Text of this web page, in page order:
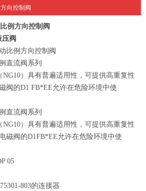
向控制阀
例方向控制阀
压阀
比例方向控制阀
直流阀系列
NG10）具有普遍适用性，可提供高重复性
阀的D1 FB*EE允许在危险环境中使
直流阀系列
NG10）具有普遍适用性，可提供高重复性
磁阀的D1FB*EE允许在危险环境中使
05
803的连接器